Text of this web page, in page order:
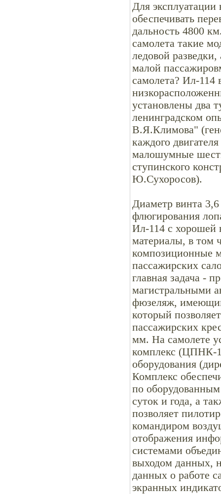
Для
обеспечивать
дальность 4800
самолета такие
ледовой
малой
самолета? Ил-114
установлены два
ленинградском
В.Я.Климова"
каждого
малошумные
ступинского
Ю.Сухоросов).
Диаметр винта
флюгирования
Ил-114 с хорошей
материалы, в том
композиционные
пассажирских
главная задача -
магистральными
фюзеляж,
который
пассажирских
мм. На самолете
комплекс (ЦПНК-
оборудования
Комплекс
по
суток и года, а
позволяет
командиром
отображения
системами
выходом данных,
данных о работе
экранных